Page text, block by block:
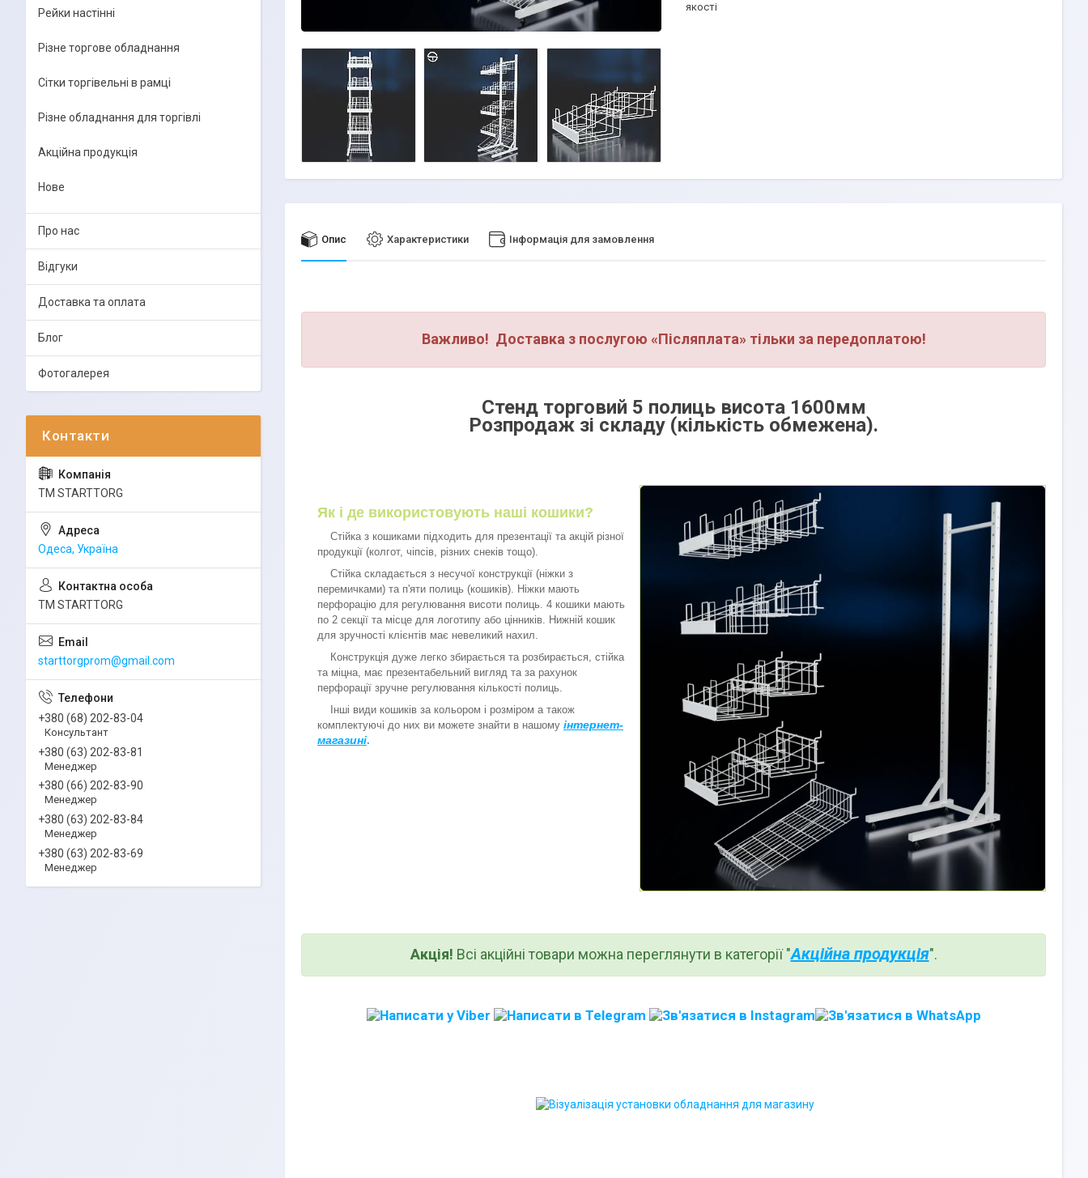
якості
Опис Характеристики Інформація для замовлення
Важливо! Доставка з послугою «Післяплата» тільки за передоплатою!
Стенд торговий 5 полиць висота 1600мм
Розпродаж зі складу (кількість обмежена).
Як і де використовують наші кошики?
Стійка з кошиками підходить для презентації та акцій різної
продукції (колгот, чіпсів, різних снеків тощо).
Стійка складається з несучої конструкції (ніжки з
перемичками) та п'яти полиць (кошиків). Ніжки мають
перфорацію для регулювання висоти полиць. 4 кошики мають
по 2 секції та місце для логотипу або цінників. Нижній кошик
для зручності клієнтів має невеликий нахил.
Конструкція дуже легко збирається та розбирається, стійка
та міцна, має презентабельний вигляд та за рахунок
перфорації зручне регулювання кількості полиць.
Інші види кошиків за кольором і розміром а також
комплектуючі до них ви можете знайти в нашому інтернет-
магазині.
Акція! Всі акційні товари можна переглянути в категорії "Акційна продукція".
Рейки настінні
Різне торгове обладнання
Сітки торгівельні в рамці
Різне обладнання для торгівлі
Акційна продукція
Нове
Про нас
Відгуки
Доставка та оплата
Блог
Фотогалерея
ТМ STARTTORG
Одеса, Україна
ТМ STARTTORG
starttorgprom@gmail.com
+380 (68) 202-83-04
Консультант
+380 (63) 202-83-81
Менеджер
+380 (66) 202-83-90
Менеджер
+380 (63) 202-83-84
Менеджер
+380 (63) 202-83-69
Менеджер